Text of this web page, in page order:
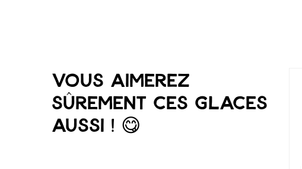
Vous aimerez
sûrement ces glaces
aussi ! 😋